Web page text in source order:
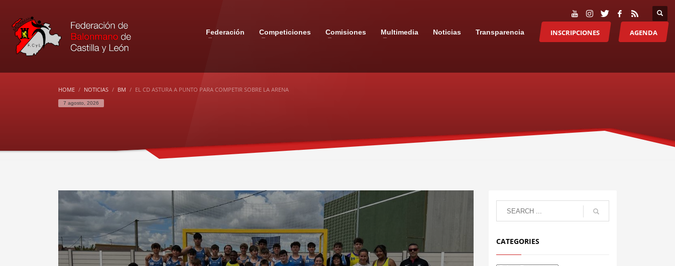
Federación Competiciones Comisiones Multimedia Noticias Transparencia INSCRIPCIONES AGENDA
HOME NOTICIAS BM EL CD ASTURA A PUNTO PARA COMPETIR SOBRE LA ARENA
7 agosto, 2026
CATEGORIES